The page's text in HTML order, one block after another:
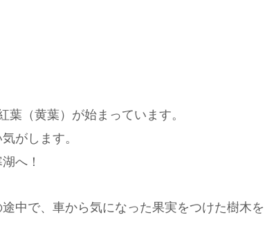
（黄葉）が始まっています。
がします。
へ！
中で、車から気になった果実をつけた樹木を